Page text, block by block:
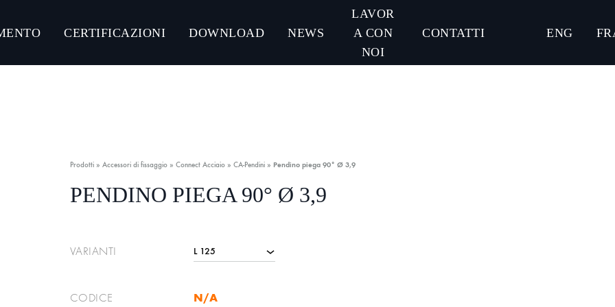
CERTIFICAZIONI DOWNLOAD NEWS
LAVOR
A CON
NOI
CONTATTI ENG
Prodotti» Accessori di fissaggio» Connect Acciaio» CA-Pendini» Pendino piega 90° Ø 3,9
PENDINO PIEGA 90° Ø 3,9
VARIANTI
CODICE N/A